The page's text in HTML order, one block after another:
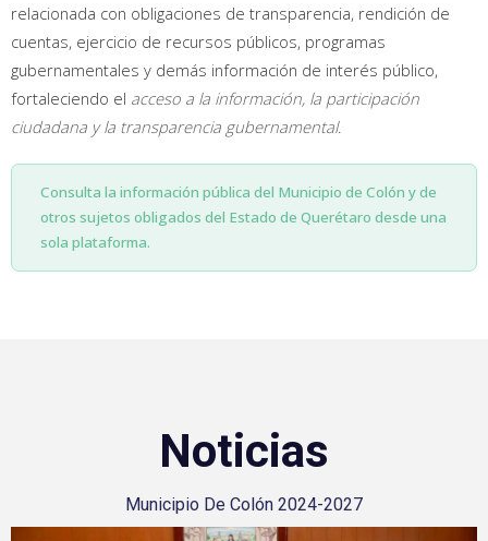
relacionada con obligaciones de transparencia, rendición de
cuentas, ejercicio de recursos públicos, programas
gubernamentales y demás información de interés público,
fortaleciendo el acceso a la información, la participación
ciudadana y la transparencia gubernamental.
Consulta la información pública del Municipio de Colón y de
otros sujetos obligados del Estado de Querétaro desde una
sola plataforma.
Noticias
Municipio De Colón 2024-2027